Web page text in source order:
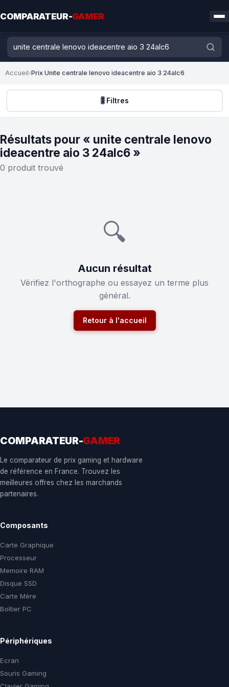
COMPARATEUR-GAMER
Accueil›Prix Unite centrale lenovo ideacentre aio 3 24alc6
🎚️ Filtres
Résultats pour « unite centrale lenovo
ideacentre aio 3 24alc6 »
0 produit trouvé
🔍
Aucun résultat
Vérifiez l'orthographe ou essayez un terme plus
général.
Retour à l'accueil
COMPARATEUR-GAMER
Le comparateur de prix gaming et hardware
de référence en France. Trouvez les
meilleures offres chez les marchands
partenaires.
Composants
Carte Graphique
Processeur
Memoire RAM
Disque SSD
Carte Mère
Boîtier PC
Périphériques
Ecran
Souris Gaming